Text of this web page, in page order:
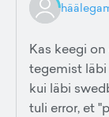
Kas keegi
tegemist läbi
kui läbi
tuli error, et